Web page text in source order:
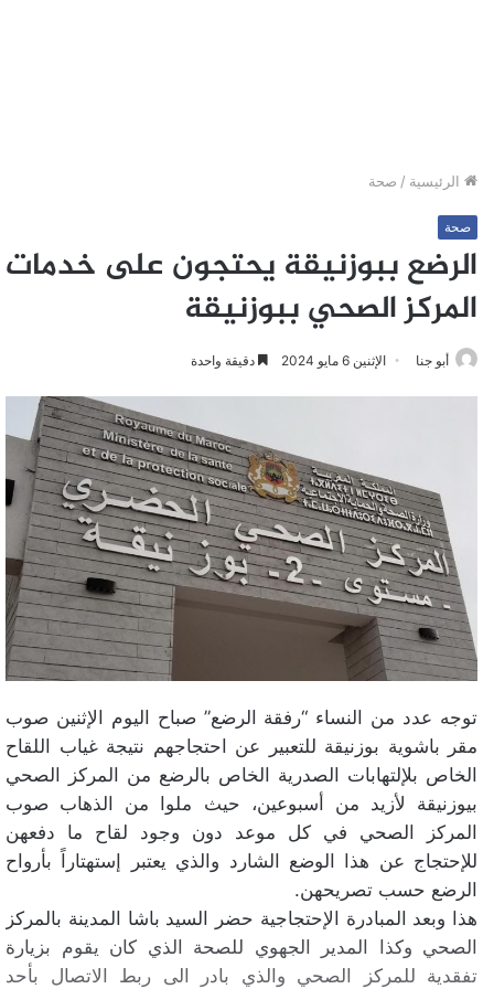
الرئيسية / صحة
صحة
الرضع ببوزنيقة يحتجون على خدمات
المركز الصحي ببوزنيقة
أبو جنا الإثنين 6 مايو 2024 دقيقة واحدة
توجه عدد من النساء “رفقة الرضع” صباح اليوم الإثنين صوب
مقر باشوية بوزنيقة للتعبير عن احتجاجهم نتيجة غياب اللقاح
الخاص بلإلتهابات الصدرية الخاص بالرضع من المركز الصحي
بيوزنيقة لأزيد من أسبوعين، حيث ملوا من الذهاب صوب
المركز الصحي في كل موعد دون وجود لقاح ما دفعهن
للإحتجاج عن هذا الوضع الشارد والذي يعتبر إستهتاراً بأرواح
الرضع حسب تصريحهن.
هذا وبعد المبادرة الإحتجاجية حضر السيد باشا المدينة بالمركز
الصحي وكذا المدير الجهوي للصحة الذي كان يقوم بزيارة
تفقدية للمركز الصحي والذي بادر الى ربط الاتصال بأحد